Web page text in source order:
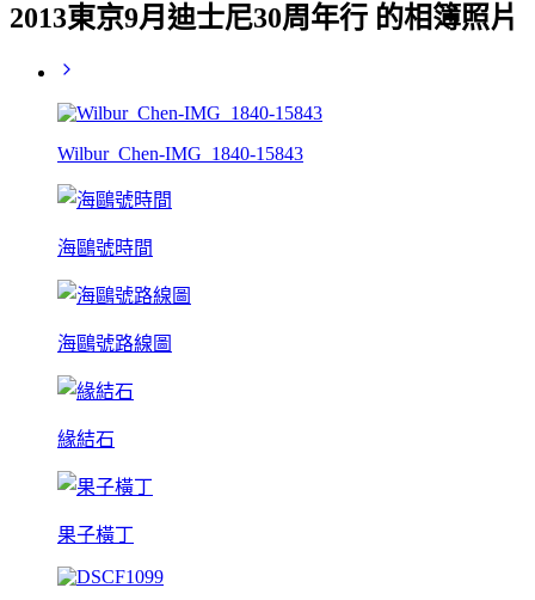
2013東京9月迪士尼30周年行 的相簿照片
Wilbur_Chen-IMG_1840-15843
海鷗號時間
海鷗號路線圖
緣結石
果子橫丁